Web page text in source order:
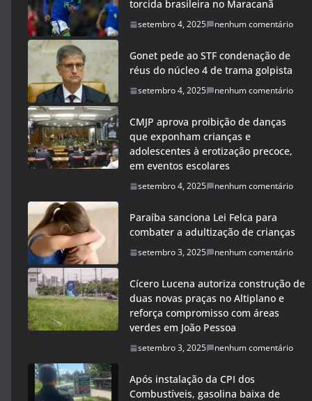
torcida brasileira no Maracanã
setembro 4, 2025 nenhum comentário
Gonet pede ao STF condenação de
réus do núcleo 4 de trama golpista
setembro 4, 2025 nenhum comentário
CMJP aprova proibição de danças
que exponham crianças e
adolescentes à erotização precoce,
em eventos escolares
setembro 4, 2025 nenhum comentário
Paraíba sanciona Lei Felca para
combater a adultização de crianças
setembro 3, 2025 nenhum comentário
Cícero Lucena autoriza construção de
duas novas praças no Altiplano e
reforça compromisso com áreas
verdes em João Pessoa
setembro 3, 2025 nenhum comentário
Após instalação da CPI dos
Combustíveis, gasolina baixa de